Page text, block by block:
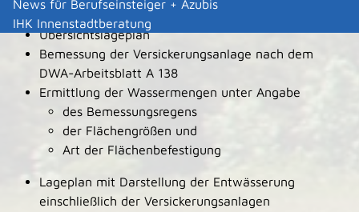
News für Berufseinsteiger + Azubis
IHK Innenstadtberatung
Dachdeckung)
Übersichtslageplan
Bemessung der Versickerungsanlage nach dem
DWA-Arbeitsblatt A 138
Ermittlung der Wassermengen unter Angabe
des Bemessungsregens
der Flächengrößen und
Art der Flächenbefestigung
Lageplan mit Darstellung der Entwässerung
einschließlich der Versickerungsanlagen